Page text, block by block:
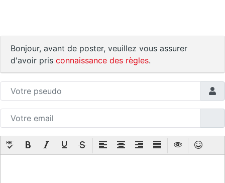
Bonjour, avant de poster, veuillez vous assurer
d'avoir pris connaissance des règles.